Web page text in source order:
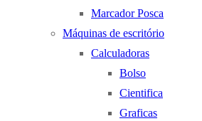
Marcador Posca
Máquinas de escritório
Calculadoras
Bolso
Cientifica
Graficas